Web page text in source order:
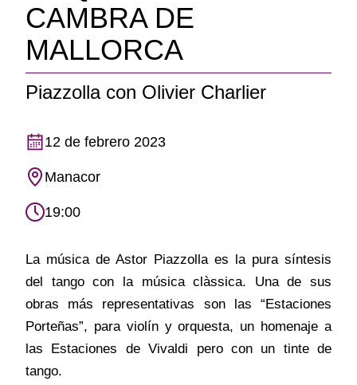
CAMBRA DE
MALLORCA
Piazzolla con Olivier Charlier
12 de febrero 2023
Manacor
19:00
La música de Astor Piazzolla es la pura síntesis
del tango con la música clàssica. Una de sus
obras más representativas son las “Estaciones
Porteñas”, para violín y orquesta, un homenaje a
las Estaciones de Vivaldi pero con un tinte de
tango.